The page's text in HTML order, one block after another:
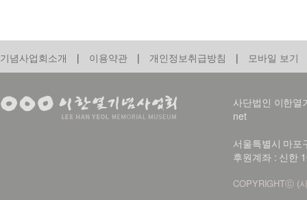
기념사업회소개 | 이용약관 | 개인정보취급방침 | 모바일 보기
사단법인 이한
net
서울특별시 마
후원계좌 : 신한
COPYRIGHTⓒ (